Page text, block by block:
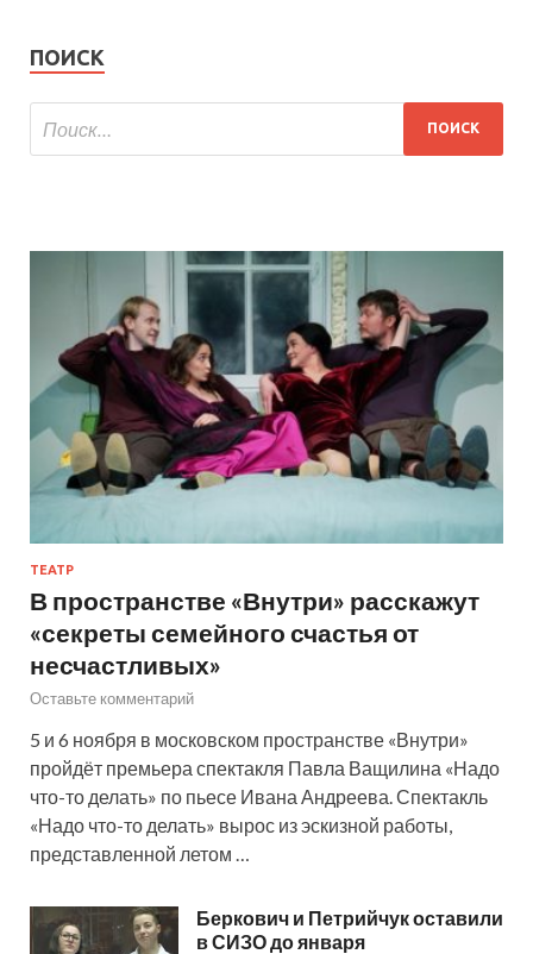
ПОИСК
ТЕАТР
В пространстве «Внутри» расскажут
«секреты семейного счастья от
несчастливых»
Оставьте комментарий
5 и 6 ноября в московском пространстве «Внутри»
пройдёт премьера спектакля Павла Ващилина «Надо
что-то делать» по пьесе Ивана Андреева. Спектакль
«Надо что-то делать» вырос из эскизной работы,
представленной летом …
Беркович и Петрийчук оставили
в СИЗО до января